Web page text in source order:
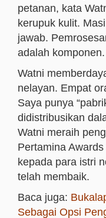
petanan, kata
kerupuk kulit.
jawab.
adalah komponen.
Watni
nelayan. Empat
Saya punya
didistribusikan
Watni meraih
Pertamina
kepada para istri
telah membaik.
Baca juga:
Sebagai Opsi